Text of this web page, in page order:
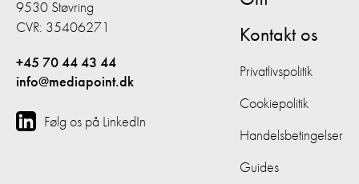
9530 Støvring
CVR: 35406271
+45 70 44 43 44
info@mediapoint.dk
Følg os på LinkedIn
Kontakt os
Privatlivspolitik
Cookiepolitik
Handelsbetingelser
Guides